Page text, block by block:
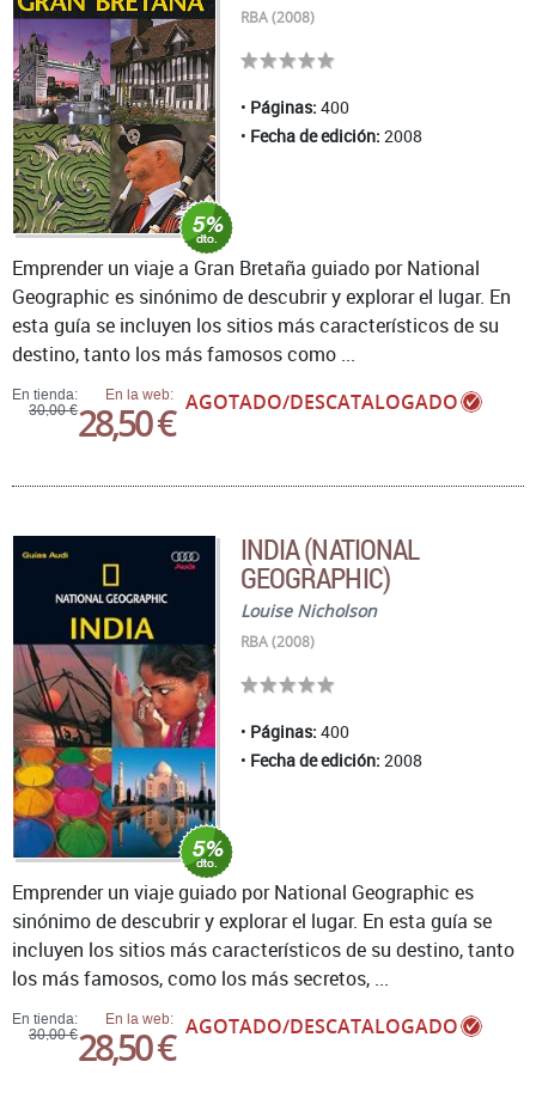
RBA (2008)
Páginas: 400
Fecha de edición: 2008
En tienda:
30,00 €
En la web:
28,50 € AGOTADO/DESCATALOGADO
Emprender un viaje a Gran Bretaña guiado por National
Geographic es sinónimo de descubrir y explorar el lugar. En
esta guía se incluyen los sitios más característicos de su
destino, tanto los más famosos como ...
INDIA (NATIONAL
GEOGRAPHIC)
Louise Nicholson
RBA (2008)
Páginas: 400
Fecha de edición: 2008
En tienda:
30,00 €
En la web:
28,50 € AGOTADO/DESCATALOGADO
Emprender un viaje guiado por National Geographic es
sinónimo de descubrir y explorar el lugar. En esta guía se
incluyen los sitios más característicos de su destino, tanto
los más famosos, como los más secretos, ...